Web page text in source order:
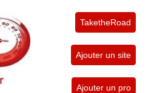
TaketheRoad
Ajouter un site
Ajouter un pro